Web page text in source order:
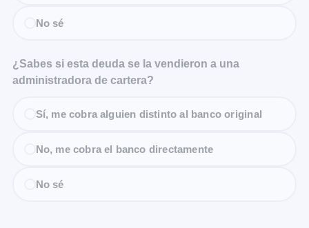
No sé
¿Sabes si esta deuda se la vendieron a una
administradora de cartera?
Sí, me cobra alguien distinto al banco original
No, me cobra el banco directamente
No sé